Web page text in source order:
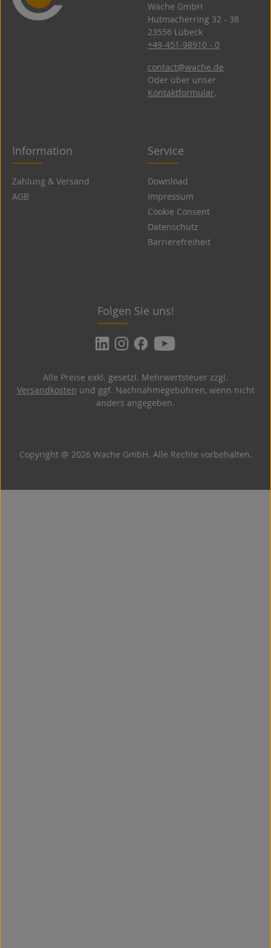
Wache GmbH
Hutmacherring 32 ­- 38
23556 Lübeck
+49-451-98910 - 0
contact@wache.de
Oder über unser
Kontaktformular.
Information
Zahlung & Versand
AGB
Service
Download
Impressum
Cookie Consent
Datenschutz
Barrierefreiheit
Folgen Sie uns!
Copyright @ 2026 Wache GmbH. Alle Rechte vorbehalten.
Alle Preise exkl. gesetzl. Mehrwertsteuer zzgl.
Versandkosten und ggf. Nachnahmegebühren, wenn nicht
anders angegeben.